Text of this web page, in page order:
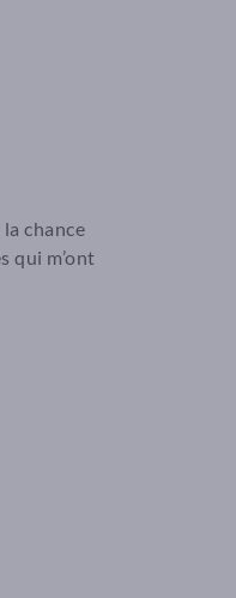
chance
qui m’ont